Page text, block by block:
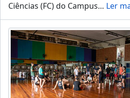
Ciências (FC) do Campus… Ler